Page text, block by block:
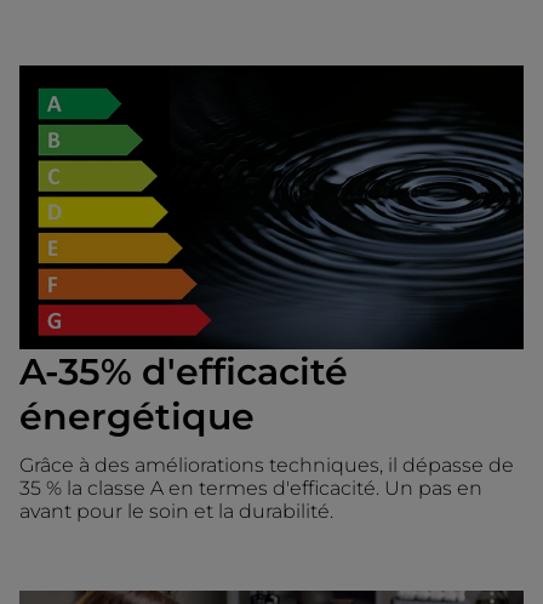
A-35% d'efficacité
énergétique
Grâce à des améliorations techniques, il dépasse de
35 % la classe A en termes d'efficacité. Un pas en
avant pour le soin et la durabilité.